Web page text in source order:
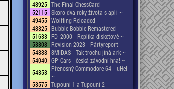
48925 The Final ChessCard
52115 Skoro dva roky života s apli ~
49455 Wolfling Reloaded
48325 Bubble Bobble Remastered
51633 FD-2000 - Replika disketové ~
53308 Revision 2023 - Pártyreport
54888 8MIDAS - Tak trochu jiná ark ~
54040 GP Cars - česká závodní hra! ~
54353 Přenosný Commodore 64 - uHel
~
53575 Tupouni 1 a Tupouni 2